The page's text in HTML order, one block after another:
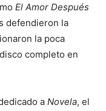
El Amor Después
defendieron la
la poca
completo en
a Novela, el